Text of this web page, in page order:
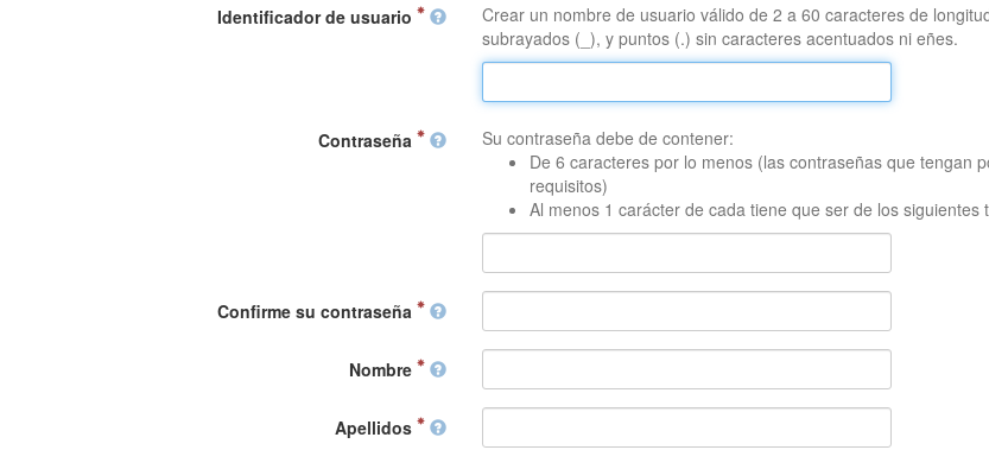
Identificador de usuario
Crear un nombre de usuario válido de 2 a 60 caracteres de
subrayados (_), y puntos (.) sin caracteres acentuados ni eñes.
Contraseña
Su contraseña debe de contener:
De 6 caracteres por lo menos (las contraseñas que tengan
requisitos)
Al menos 1 carácter de cada tiene que ser de los siguientes
Confirme su contraseña
Nombre
Apellidos